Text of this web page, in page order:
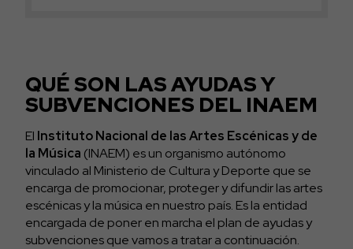
QUÉ SON LAS AYUDAS Y
SUBVENCIONES DEL INAEM
El Instituto Nacional de las Artes Escénicas y de
la Música (INAEM) es un organismo autónomo
vinculado al Ministerio de Cultura y Deporte que se
encarga de promocionar, proteger y difundir las artes
escénicas y la música en nuestro país. Es la entidad
encargada de poner en marcha el plan de ayudas y
subvenciones que vamos a tratar a continuación.